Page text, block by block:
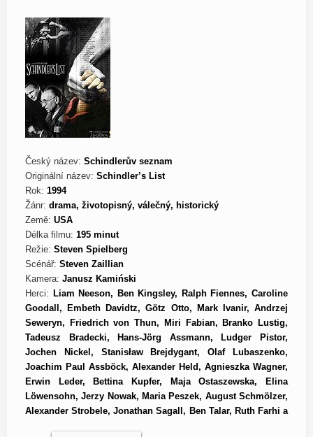
Český název: Schindlerův seznam
Originální název: Schindler’s List
Rok: 1994
Žánr: drama, životopisný, válečný, historický
Země: USA
Délka filmu: 195 minut
Režie: Steven Spielberg
Scénář: Steven Zaillian
Kamera: Janusz Kamiński
Herci: Liam Neeson, Ben Kingsley, Ralph Fiennes, Caroline
Goodall, Embeth Davidtz, Götz Otto, Mark Ivanir, Andrzej
Seweryn, Friedrich von Thun, Miri Fabian, Branko Lustig,
Tadeusz Bradecki, Hans-Jörg Assmann, Ludger Pistor,
Jochen Nickel, Stanisław Brejdygant, Olaf Lubaszenko,
Joachim Paul Assböck, Alexander Held, Agnieszka Wagner,
Erwin Leder, Bettina Kupfer, Maja Ostaszewska, Elina
Löwensohn, Jerzy Nowak, Maria Peszek, August Schmölzer,
Alexander Strobele, Jonathan Sagall, Ben Talar, Ruth Farhi a